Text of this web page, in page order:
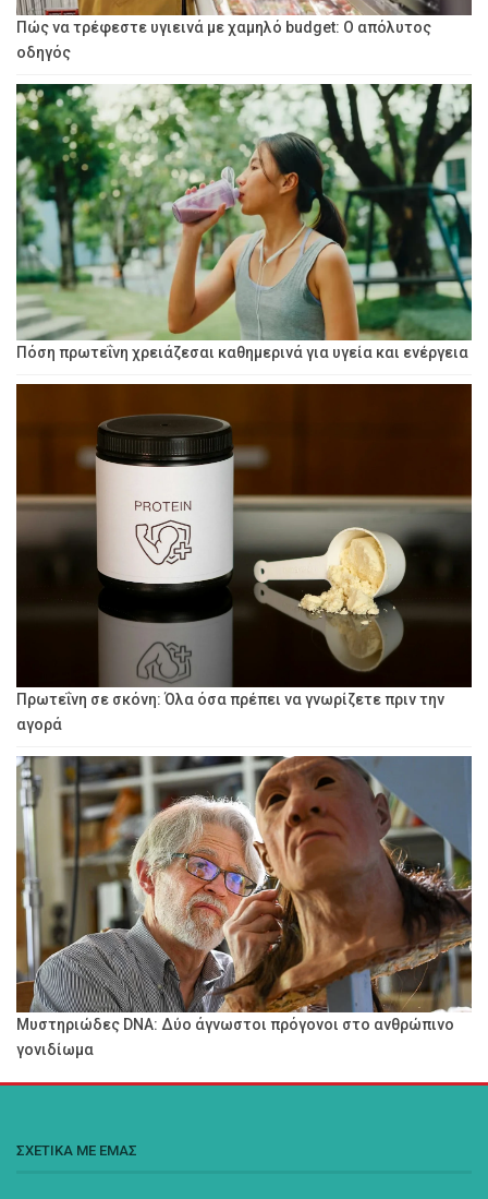
Πώς να τρέφεστε υγιεινά με χαμηλό budget: Ο απόλυτος
οδηγός
Πόση πρωτεΐνη χρειάζεσαι καθημερινά για υγεία και ενέργεια
Πρωτεΐνη σε σκόνη: Όλα όσα πρέπει να γνωρίζετε πριν την
αγορά
Μυστηριώδες DNA: Δύο άγνωστοι πρόγονοι στο ανθρώπινο
γονιδίωμα
ΣΧΕΤΙΚΑ ΜΕ ΕΜΑΣ